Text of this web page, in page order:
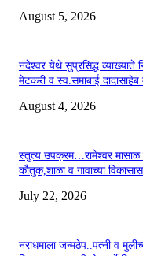
August 5, 2026
नंदेश्वर येथे सुप्रसिद्ध व्याख्याते
मेटकरी व स्व.समाबाई दादासाहेब
August 4, 2026
स्तुत्य उपक्रम…रामेश्वर
कौतुक,शाळा व गावाच्या
July 22, 2026
नराधमाला जन्मठेप..पत्नी व